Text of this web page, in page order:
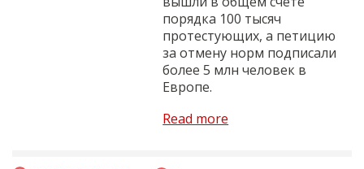
порядка 100 тысяч
протестующих, а петицию
за отмену норм подписали
более 5 млн человек в
Европе.
Read more